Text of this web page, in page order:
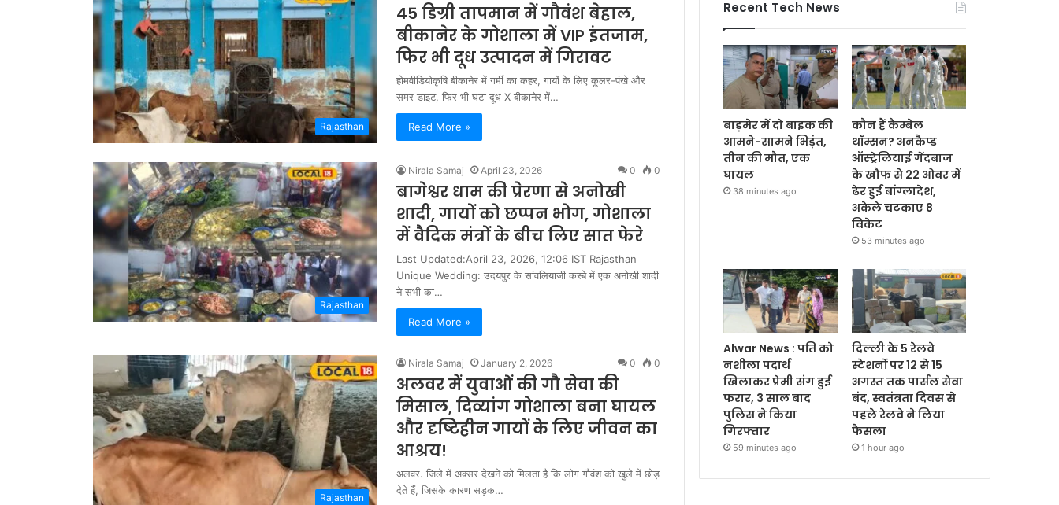
Rajasthan
45 डिग्री तापमान में गौवंश बेहाल,
बीकानेर के गोशाला में VIP इंतजाम,
फिर भी दूध उत्पादन में गिरावट
होमवीडियोकृषि बीकानेर में गर्मी का कहर, गायों के लिए कूलर-पंखे और
समर डाइट, फिर भी घटा दूध X बीकानेर में…
Read More »
Rajasthan
Nirala Samaj April 23, 2026 0 0
बागेश्वर धाम की प्रेरणा से अनोखी
शादी, गायों को छप्पन भोग, गोशाला
में वैदिक मंत्रों के बीच लिए सात फेरे
Last Updated:April 23, 2026, 12:06 IST Rajasthan
Unique Wedding: उदयपुर के सांवलियाजी कस्बे में एक अनोखी शादी
ने सभी का…
Read More »
Rajasthan
Nirala Samaj January 2, 2026 0 0
अलवर में युवाओं की गौ सेवा की
मिसाल, दिव्यांग गोशाला बना घायल
और दृष्टिहीन गायों के लिए जीवन का
आश्रय!
अलवर. जिले में अक्सर देखने को मिलता है कि लोग गौवंश को खुले में छोड़
देते हैं, जिसके कारण सड़क…
Recent Tech News
बाड़मेर में दो बाइक की
आमने-सामने भिड़ंत,
तीन की मौत, एक
घायल
38 minutes ago
कौन हैं कैम्बेल
थॉम्सन? अनकैप्ड
ऑस्ट्रेलियाई गेंदबाज
के खौफ से 22 ओवर में
ढेर हुई बांग्लादेश,
अकेले चटकाए 8
विकेट
53 minutes ago
Alwar News : पति को
नशीला पदार्थ
खिलाकर प्रेमी संग हुई
फरार, 3 साल बाद
पुलिस ने किया
गिरफ्तार
59 minutes ago
दिल्ली के 5 रेलवे
स्टेशनों पर 12 से 15
अगस्त तक पार्सल सेवा
बंद, स्वतंत्रता दिवस से
पहले रेलवे ने लिया
फैसला
1 hour ago